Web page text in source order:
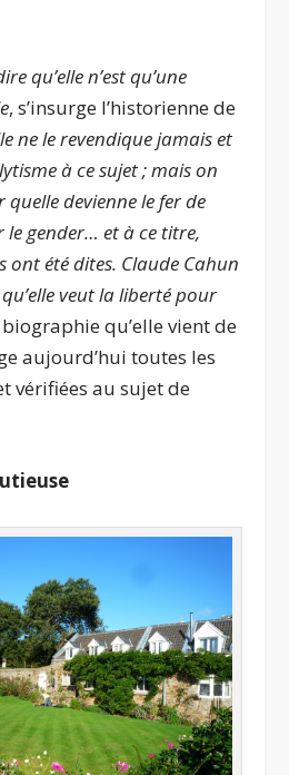
qu’elle n’est qu’une
, s’insurge l’historienne de
ne le revendique jamais et
à ce sujet ; mais on
quelle devienne le fer de
le gender… et à ce titre,
ont été dites. Claude Cahun
veut la liberté pour
biographie qu’elle vient de
aujourd’hui toutes les
vérifiées au sujet de